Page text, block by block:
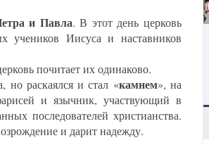
и Павла. В этот день церковь
учеников Иисуса и наставников
почитает их одинаково.
но раскаялся и стал «камнем», на
и язычник, участвующий в
последователей христианства.
и дарит надежду.